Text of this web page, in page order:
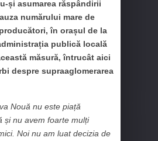
și asumarea răspândirii
numărului mare de
în orașul de la
publică locală
măsură, întrucât aici
despre supraaglomerarea
Nouă nu este piață
și nu avem foarte mulți
Noi nu am luat decizia de